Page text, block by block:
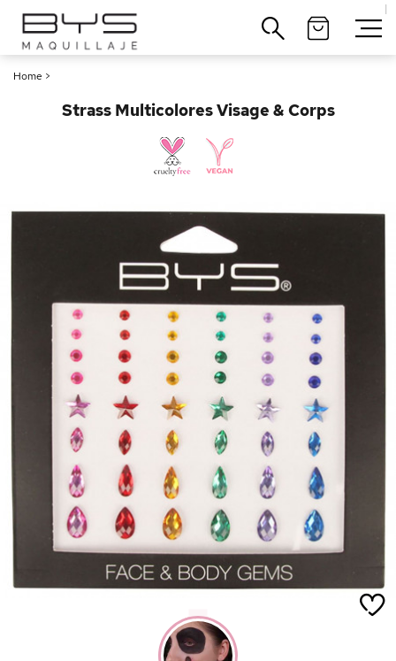
|
Home >
Strass Multicolores Visage & Corps
Cerrar